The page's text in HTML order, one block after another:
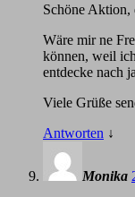
Schöne Aktion,
Wäre mir ne
können, weil
entdecke nach
Viele Grüße
Antworten ↓
Monika